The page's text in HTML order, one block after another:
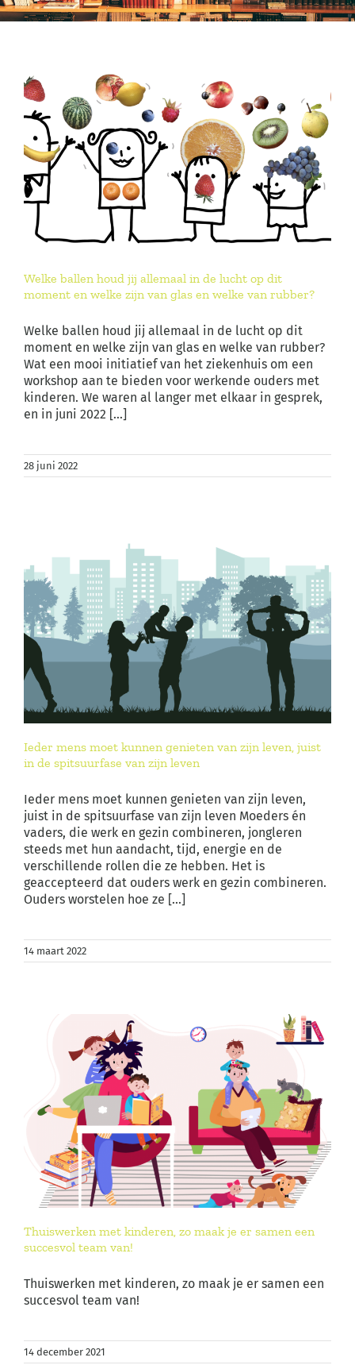
Welke ballen houd jij allemaal in de lucht op dit
moment en welke zijn van glas en welke van rubber?
Welke ballen houd jij allemaal in de lucht op dit
moment en welke zijn van glas en welke van rubber?
Wat een mooi initiatief van het ziekenhuis om een
workshop aan te bieden voor werkende ouders met
kinderen. We waren al langer met elkaar in gesprek,
en in juni 2022 [...]
28 juni 2022
Ieder mens moet kunnen genieten van zijn leven, juist
in de spitsuurfase van zijn leven
Ieder mens moet kunnen genieten van zijn leven,
juist in de spitsuurfase van zijn leven Moeders én
vaders, die werk en gezin combineren, jongleren
steeds met hun aandacht, tijd, energie en de
verschillende rollen die ze hebben. Het is
geaccepteerd dat ouders werk en gezin combineren.
Ouders worstelen hoe ze [...]
14 maart 2022
Thuiswerken met kinderen, zo maak je er samen een
succesvol team van!
Thuiswerken met kinderen, zo maak je er samen een
succesvol team van!
14 december 2021